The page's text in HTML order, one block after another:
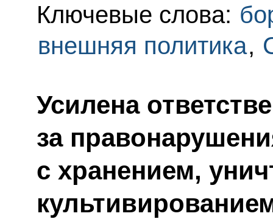
Ключевые слова:
внешняя политика,
Усилена
за
с хранением,